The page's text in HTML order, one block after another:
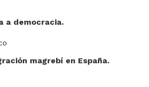
a democracia.
magrebí en España.